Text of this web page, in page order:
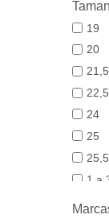
19
20
21,5
22,5
24
25
25,5
1 a